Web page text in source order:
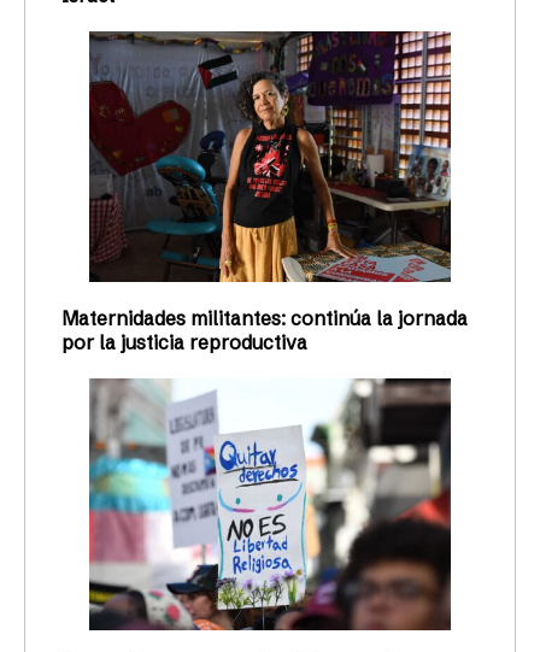
Maternidades militantes: continúa la jornada
por la justicia reproductiva